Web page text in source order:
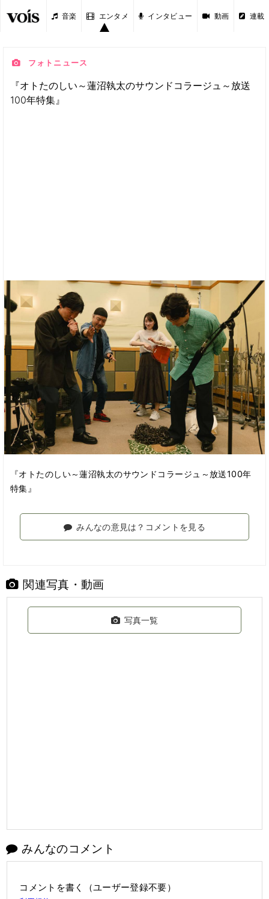
音楽 エンタメ インタビュー 動画 連載
フォトニュース
『オトたのしい～蓮沼執太のサウンドコラージュ～放送
100年特集』
『オトたのしい～蓮沼執太のサウンドコラージュ～放送100年
特集』
みんなの意見は？コメントを見る
関連写真・動画
写真一覧
みんなのコメント
コメントを書く（ユーザー登録不要）